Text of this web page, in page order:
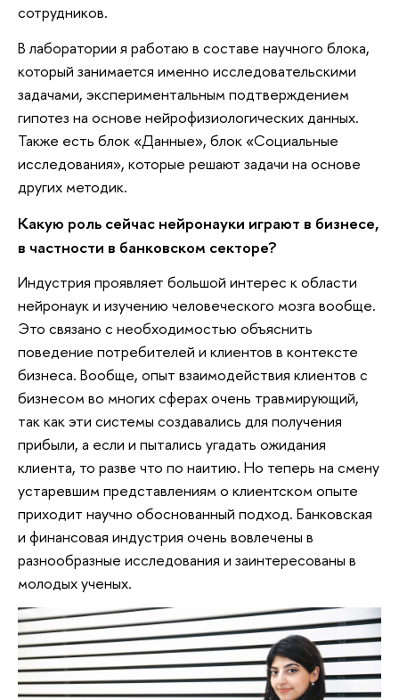
сотрудников.
В лаборатории я работаю в составе научного блока,
который занимается именно исследовательскими
задачами, экспериментальным подтверждением
гипотез на основе нейрофизиологических данных.
Также есть блок «Данные», блок «Социальные
исследования», которые решают задачи на основе
других методик.
Какую роль сейчас нейронауки играют в бизнесе,
в частности в банковском секторе?
Индустрия проявляет большой интерес к области
нейронаук и изучению человеческого мозга вообще.
Это связано с необходимостью объяснить
поведение потребителей и клиентов в контексте
бизнеса. Вообще, опыт взаимодействия клиентов с
бизнесом во многих сферах очень травмирующий,
так как эти системы создавались для получения
прибыли, а если и пытались угадать ожидания
клиента, то разве что по наитию. Но теперь на смену
устаревшим представлениям о клиентском опыте
приходит научно обоснованный подход. Банковская
и финансовая индустрия очень вовлечены в
разнообразные исследования и заинтересованы в
молодых ученых.